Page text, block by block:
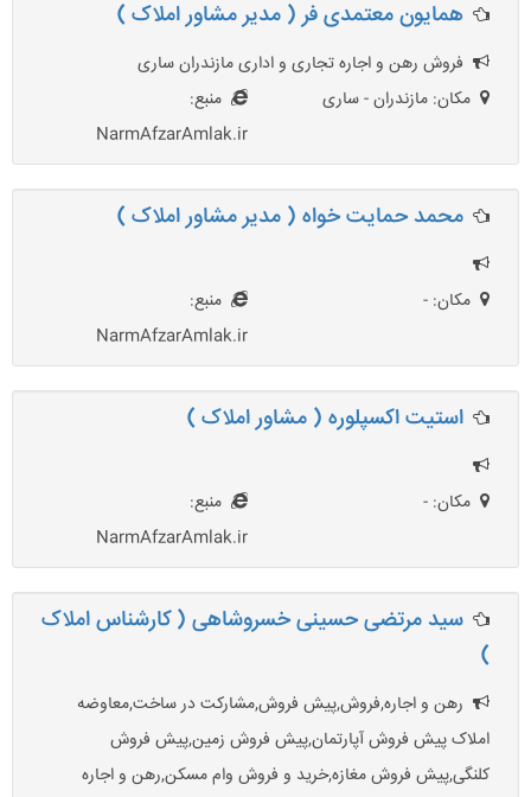
همایون معتمدی فر ( مدیر مشاور املاک )
فروش رهن و اجاره تجاری و اداری مازندران ساری
مکان: مازندران - ساری
منبع:
NarmAfzarAmlak.ir
محمد حمایت خواه ( مدیر مشاور املاک )
مکان: -
منبع:
NarmAfzarAmlak.ir
استیت اکسپلوره ( مشاور املاک )
مکان: -
منبع:
NarmAfzarAmlak.ir
سید مرتضی حسینی خسروشاهی ( کارشناس املاک
)
رهن و اجاره,فروش,پیش فروش,مشارکت در ساخت,معاوضه
املاک پیش فروش آپارتمان,پیش فروش زمین,پیش فروش
کلنگی,پیش فروش مغازه,خرید و فروش وام مسکن,رهن و اجاره